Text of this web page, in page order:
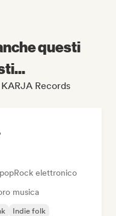
questi
Records
Rock elettronico
musica
Indie folk